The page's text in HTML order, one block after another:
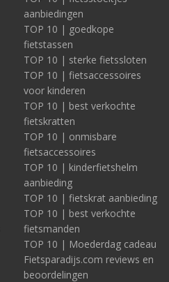
aanbiedingen
TOP 10 | goedkope
fietstassen
TOP 10 | sterke fietssloten
TOP 10 | fietsaccessoires
voor kinderen
TOP 10 | best verkochte
fietskratten
TOP 10 | onmisbare
fietsaccessoires
TOP 10 | kinderfietshelm
aanbieding
TOP 10 | fietskrat aanbieding
TOP 10 | best verkochte
fietsmanden
TOP 10 | Moederdag cadeau
Fietsparadijs.com reviews en
beoordelingen